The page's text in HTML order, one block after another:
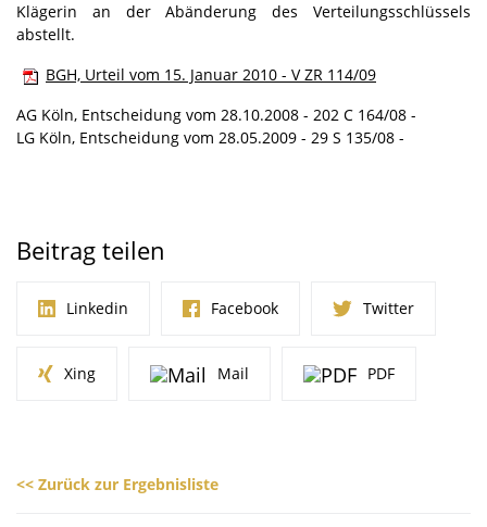
Klägerin an der Abänderung des Verteilungsschlüssels
abstellt.
BGH, Urteil vom 15. Januar 2010 - V ZR 114/09
AG Köln, Entscheidung vom 28.10.2008 - 202 C 164/08 -
LG Köln, Entscheidung vom 28.05.2009 - 29 S 135/08 -
Beitrag teilen
Linkedin Facebook Twitter
Xing Mail PDF
<< Zurück zur Ergebnisliste